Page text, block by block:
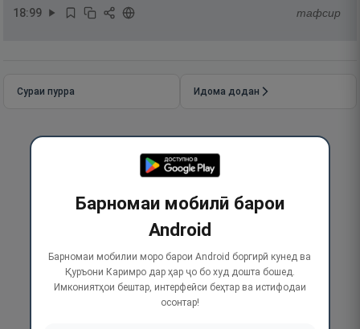
18:99 тафсир
Сураи пурра Идома додан
Барномаи мобилӣ барои
Android
Барномаи мобилии моро барои Android боргирӣ кунед ва
Қуръони Каримро дар ҳар ҷо бо худ дошта бошед.
Имкониятҳои бештар, интерфейси беҳтар ва истифодаи
осонтар!